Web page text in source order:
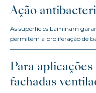
Ação
As superfícies Laminam
permitem a proliferação de
Para
fachadas